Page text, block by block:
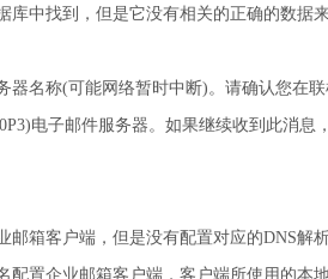
库中找到，但是它没有相关的正确的数据
器名称(可能网络暂时中断)。请确认您在
电子邮件服务器。如果继续收到此消
邮箱客户端，但是没有配置对应的DNS解
配置企业邮箱客户端，客户端所使用的本